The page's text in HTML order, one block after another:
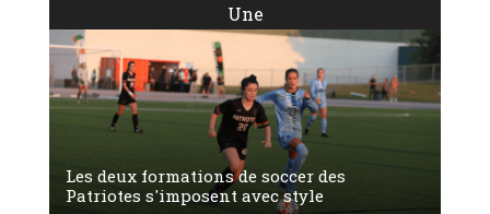
Une
Les deux formations de soccer des
Patriotes s'imposent avec style